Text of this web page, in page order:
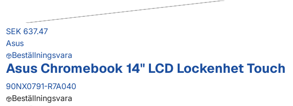
SEK 637.47
Asus
Beställningsvara
Asus Chromebook 14" LCD Lockenhet Touch
90NX0791-R7A040
Beställningsvara